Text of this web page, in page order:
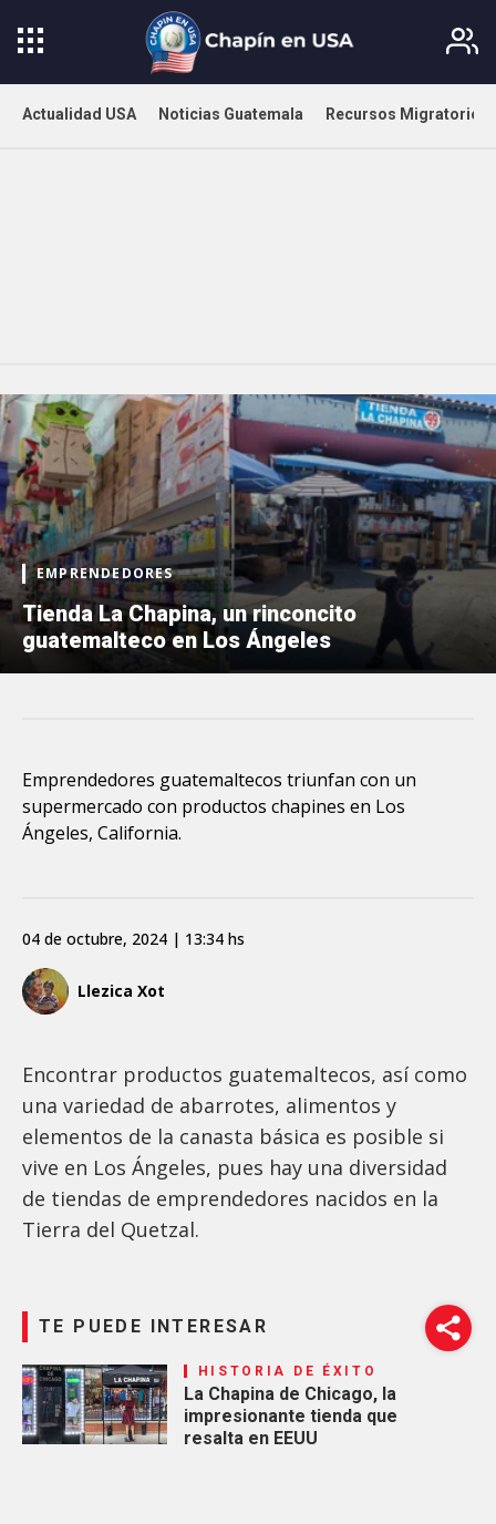
Actualidad USA Noticias Guatemala Recursos Migratorios
EMPRENDEDORES
Tienda La Chapina, un rinconcito
guatemalteco en Los Ángeles
Emprendedores guatemaltecos triunfan con un
supermercado con productos chapines en Los
Ángeles, California.
Llezica Xot
04 de octubre, 2024 | 13:34 hs
Encontrar productos guatemaltecos, así como
una variedad de abarrotes, alimentos y
elementos de la canasta básica es posible si
vive en Los Ángeles, pues hay una diversidad
de tiendas de emprendedores nacidos en la
Tierra del Quetzal.
TE PUEDE INTERESAR
HISTORIA DE ÉXITO
La Chapina de Chicago, la
impresionante tienda que
resalta en EEUU